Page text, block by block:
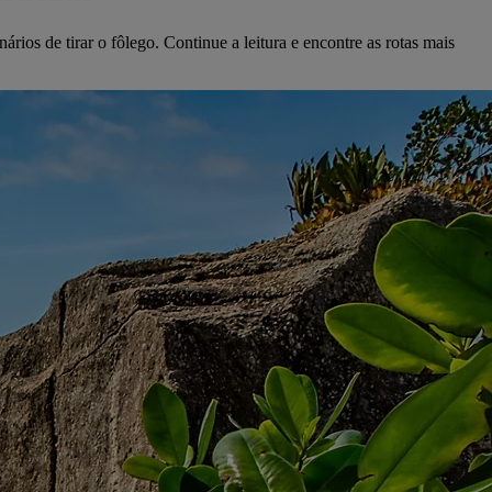
de tirar o fôlego. Continue a leitura e encontre as rotas mais